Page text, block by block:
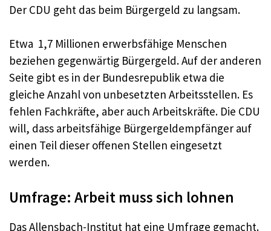
Der CDU geht das beim Bürgergeld zu langsam.
Etwa 1,7 Millionen erwerbsfähige Menschen
beziehen gegenwärtig Bürgergeld. Auf der anderen
Seite gibt es in der Bundesrepublik etwa die
gleiche Anzahl von unbesetzten Arbeitsstellen. Es
fehlen Fachkräfte, aber auch Arbeitskräfte. Die CDU
will, dass arbeitsfähige Bürgergeldempfänger auf
einen Teil dieser offenen Stellen eingesetzt
werden.
Umfrage: Arbeit muss sich lohnen
Das Allensbach-Institut hat eine Umfrage gemacht.